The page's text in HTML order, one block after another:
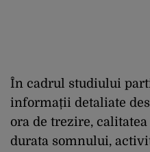
În cadrul studiului
informații detaliate
ora de trezire,
durata somnului,